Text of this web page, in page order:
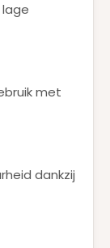
met
dankzij